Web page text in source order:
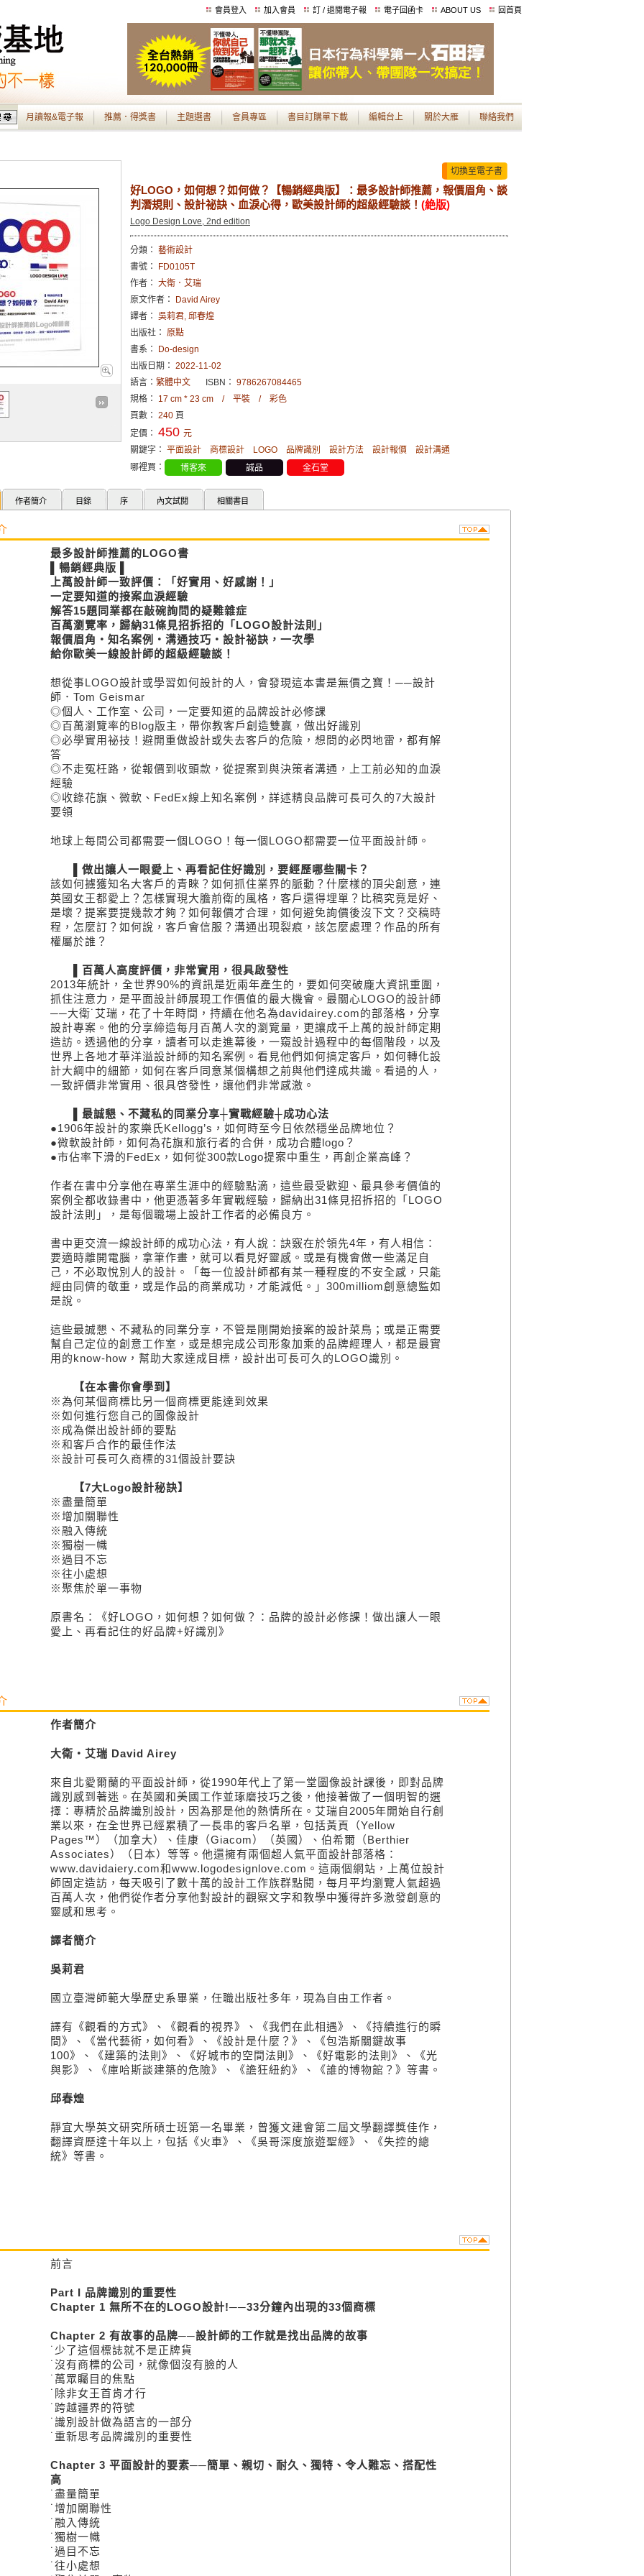
會員登入 加入會員 訂 / 退閱電子報 電子回函卡 ABOUT US 回首頁
月讀報&電子報 推薦．得獎書 主題選書 會員專區 書目訂購單下載 編輯台上 關於大雁 聯絡我們
切換至電子書
好LOGO，如何想？如何做？【暢銷經典版】：最多設計師推薦，報價眉角、談
判潛規則、設計祕訣、血淚心得，歐美設計師的超級經驗談！ (絶版)
Logo Design Love, 2nd edition
分類： 藝術設計
書號：
FD0105T
作者： 大衛．艾瑞
原文作者：
David Airey
譯者： 吳莉君, 邱春煌
出版社： 原點
書系：
Do-design
出版日期： 2022-11-02
語言： 繁體中文 ISBN： 9786267084465
規格： 17 cm * 23 cm / 平裝 / 彩色
頁數： 240 頁
定價： 450 元
關鍵字： 平面設計 商標設計 LOGO 品牌識別 設計方法 設計報價
設計溝通
哪裡買：
博客來 誠品 金石堂
作者簡介 目錄 序 內文試閱 相關書目
最多設計師推薦的LOGO書
▌暢銷經典版 ▌
上萬設計師一致評價：「好實用、好感謝！」
一定要知道的接案血淚經驗
解答15題同業都在敲碗詢問的疑難雜症
百萬瀏覽率，歸納31條見招拆招的「LOGO設計法則」
報價眉角‧知名案例‧溝通技巧‧設計祕訣，一次學
給你歐美一線設計師的超級經驗談！
想從事LOGO設計或學習如何設計的人，會發現這本書是無價之寶！──設計
師．Tom Geismar
◎個人、工作室、公司，一定要知道的品牌設計必修課
◎百萬瀏覽率的Blog版主，帶你教客戶創造雙贏，做出好識別
◎必學實用祕技！避開重做設計或失去客戶的危險，想問的必閃地雷，都有解
答
◎不走冤枉路，從報價到收頭款，從提案到與決策者溝通，上工前必知的血淚
經驗
◎收錄花旗、微軟、FedEx線上知名案例，詳述精良品牌可長可久的7大設計
要領
地球上每間公司都需要一個LOGO！每一個LOGO都需要一位平面設計師。
▌做出讓人一眼愛上、再看記住好識別，要經歷哪些關卡？
該如何擄獲知名大客戶的青睞？如何抓住業界的脈動？什麼樣的頂尖創意，連
英國女王都愛上？怎樣實現大膽前衛的風格，客戶還得埋單？比稿究竟是好、
是壞？提案要提幾款才夠？如何報價才合理，如何避免詢價後沒下文？交稿時
程，怎麼訂？如何說，客戶會信服？溝通出現裂痕，該怎麼處理？作品的所有
權屬於誰？
▌百萬人高度評價，非常實用，很具啟發性
2013年統計，全世界90%的資訊是近兩年產生的，要如何突破龐大資訊重圍，
抓住注意力，是平面設計師展現工作價值的最大機會。最關心LOGO的設計師
──大衛˙艾瑞，花了十年時間，持續在他名為davidairey.com的部落格，分享
設計專案。他的分享締造每月百萬人次的瀏覽量，更讓成千上萬的設計師定期
造訪。透過他的分享，讀者可以走進幕後，一窺設計過程中的每個階段，以及
世界上各地才華洋溢設計師的知名案例。看見他們如何搞定客戶，如何轉化設
計大綱中的細節，如何在客戶同意某個構想之前與他們達成共識。看過的人，
一致評價非常實用、很具啓發性，讓他們非常感激。
▌最誠懇、不藏私的同業分享┼實戰經驗┼成功心法
●1906年設計的家樂氏Kellogg’s，如何時至今日依然穩坐品牌地位？
●微軟設計師，如何為花旗和旅行者的合併，成功合體logo？
●市佔率下滑的FedEx，如何從300款Logo提案中重生，再創企業高峰？
作者在書中分享他在專業生涯中的經驗點滴，這些最受歡迎、最具參考價值的
案例全都收錄書中，他更憑著多年實戰經驗，歸納出31條見招拆招的「LOGO
設計法則」，是每個職場上設計工作者的必備良方。
書中更交流一線設計師的成功心法，有人說：訣竅在於領先4年，有人相信：
要適時離開電腦，拿筆作畫，就可以看見好靈感。或是有機會做一些滿足自
己，不必取悅別人的設計。「每一位設計師都有某一種程度的不安全感，只能
經由同儕的敬重，或是作品的商業成功，才能減低。」300milliom創意總監如
是說。
這些最誠懇、不藏私的同業分享，不管是剛開始接案的設計菜鳥；或是正需要
幫自己定位的創意工作室，或是想完成公司形象加乘的品牌經理人，都是最實
用的know-how，幫助大家達成目標，設計出可長可久的LOGO識別。
【在本書你會學到】
※為何某個商標比另一個商標更能達到效果
※如何進行您自己的圖像設計
※成為傑出設計師的要點
※和客戶合作的最佳作法
※設計可長可久商標的31個設計要訣
【7大Logo設計秘訣】
※盡量簡單
※增加關聯性
※融入傳統
※獨樹一幟
※過目不忘
※往小處想
※聚焦於單一事物
原書名：《好LOGO，如何想？如何做？：品牌的設計必修課！做出讓人一眼
愛上、再看記住的好品牌+好識別》
作者簡介
大衛‧艾瑞 David Airey
來自北愛爾蘭的平面設計師，從1990年代上了第一堂圖像設計課後，即對品牌
識別感到著迷。在英國和美國工作並琢磨技巧之後，他接著做了一個明智的選
擇：專精於品牌識別設計，因為那是他的熱情所在。艾瑞自2005年開始自行創
業以來，在全世界已經累積了一長串的客戶名單，包括黃頁（Yellow
Pages™）（加拿大）、佳康（Giacom）（英國）、伯希爾（Berthier
Associates）（日本）等等。他還擁有兩個超人氣平面設計部落格：
www.davidaiery.com和www.logodesignlove.com。這兩個網站，上萬位設計
師固定造訪，每天吸引了數十萬的設計工作族群點閱，每月平均瀏覽人氣超過
百萬人次，他們從作者分享他對設計的觀察文字和教學中獲得許多激發創意的
靈感和思考。
譯者簡介
吳莉君
國立臺灣師範大學歷史系畢業，任職出版社多年，現為自由工作者。
譯有《觀看的方式》、《觀看的視界》、《我們在此相遇》、《持續進行的瞬
間》、《當代藝術，如何看》、《設計是什麼？》、《包浩斯關鍵故事
100》、《建築的法則》、《好城市的空間法則》、《好電影的法則》、《光
與影》、《庫哈斯談建築的危險》、《譫狂紐約》、《誰的博物館？》等書。
邱春煌
靜宜大學英文研究所碩士班第一名畢業，曾獲文建會第二屆文學翻譯獎佳作，
翻譯資歷達十年以上，包括《火車》、《吳哥深度旅遊聖經》、《失控的總
統》等書。
前言
Part I 品牌識別的重要性
Chapter 1 無所不在的LOGO設計!──33分鐘內出現的33個商標
Chapter 2 有故事的品牌──設計師的工作就是找出品牌的故事
˙少了這個標誌就不是正牌貨
˙沒有商標的公司，就像個沒有臉的人
˙萬眾矚目的焦點
˙除非女王首肯才行
˙跨越疆界的符號
˙識別設計做為語言的一部分
˙重新思考品牌識別的重要性
Chapter 3 平面設計的要素──簡單、親切、耐久、獨特、令人難忘、搭配性
高
˙盡量簡單
˙增加關聯性
˙融入傳統
˙獨樹一幟
˙過目不忘
˙往小處想